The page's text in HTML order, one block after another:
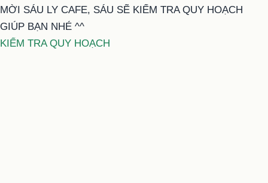
MỜI SÁU LY CAFE, SÁU SẼ KIỂM TRA QUY HOẠCH
GIÚP BẠN NHÉ ^^
KIỂM TRA QUY HOẠCH